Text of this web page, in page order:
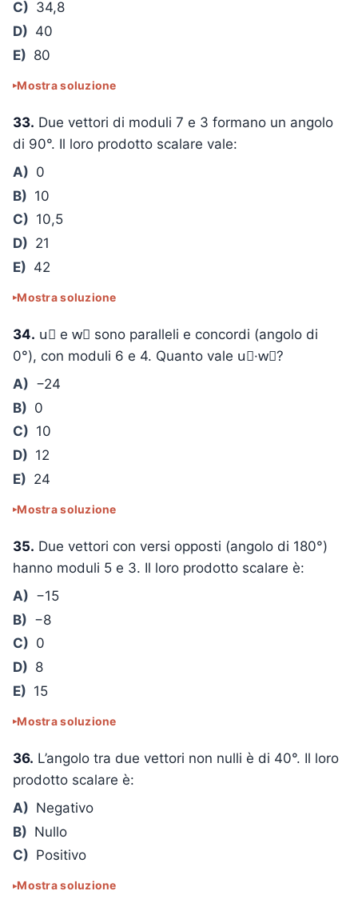
C) 34,8
D) 40
E) 80
Mostra soluzione
33. Due vettori di moduli 7 e 3 formano un angolo
di 90°. Il loro prodotto scalare vale:
A) 0
B) 10
C) 10,5
D) 21
E) 42
Mostra soluzione
34. u⃗ e w⃗ sono paralleli e concordi (angolo di
0°), con moduli 6 e 4. Quanto vale u⃗·w⃗?
A) −24
B) 0
C) 10
D) 12
E) 24
Mostra soluzione
35. Due vettori con versi opposti (angolo di 180°)
hanno moduli 5 e 3. Il loro prodotto scalare è:
A) −15
B) −8
C) 0
D) 8
E) 15
Mostra soluzione
36. L’angolo tra due vettori non nulli è di 40°. Il loro
prodotto scalare è:
A) Negativo
B) Nullo
C) Positivo
Mostra soluzione